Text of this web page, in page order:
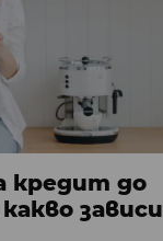
кредит до
зависи